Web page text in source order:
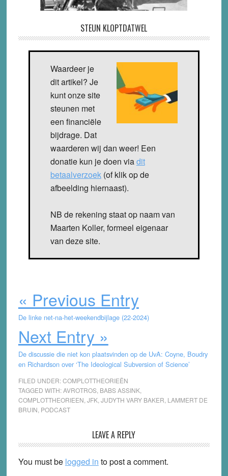
STEUN KLOPTDATWEL
Waardeer je
dit artikel? Je
kunt onze site
steunen met
een financiële
bijdrage. Dat
waarderen wij dan weer! Een
donatie kun je doen viadit
betaalverzoek(of klik op de
afbeelding hiernaast).
NB de rekening staat op naam van
Maarten Koller, formeel eigenaar
van deze site.
« Previous Entry
De linke net-na-het-weekendbijlage (22-2024)
Next Entry »
De discussie die niet kon plaatsvinden op de UvA: Coyne, Boudry
en Richardson over ‘The Ideological Subversion of Science’
FILED UNDER:COMPLOTTHEORIEËN
TAGGED WITH:AVROTROS, BABS ASSINK,
COMPLOTTHEORIEEN JFK, JUDYTH VARY BAKER LAMMERT DE
BRUIN PODCAST
Interactions
LEAVE A REPLY
You must be logged in to post a comment.